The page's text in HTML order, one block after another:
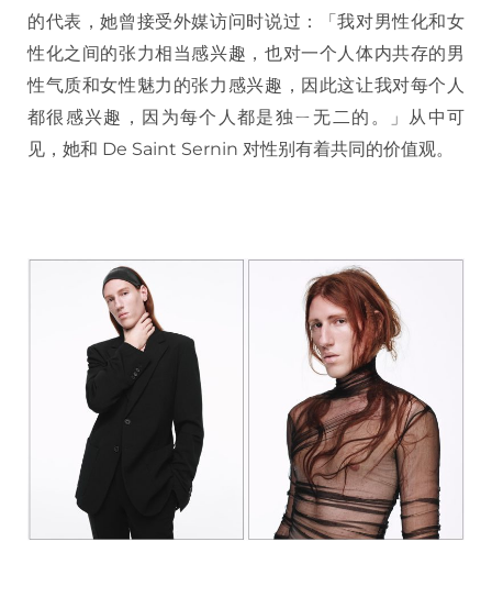
的代表，她曾接受外媒访问时说过：「我对男性化和女
性化之间的张力相当感兴趣，也对一个人体内共存的男
性气质和女性魅力的张力感兴趣，因此这让我对每个人
都很感兴趣，因为每个人都是独ㄧ无二的。」从中可
见，她和 De Saint Sernin 对性别有着共同的价值观。